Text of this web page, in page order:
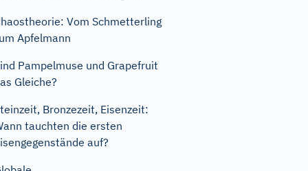
Vom Schmetterling
Apfelmann
Pampelmuse und Grapefruit
Gleiche?
Bronzezeit, Eisenzeit:
tauchten die ersten
auf?